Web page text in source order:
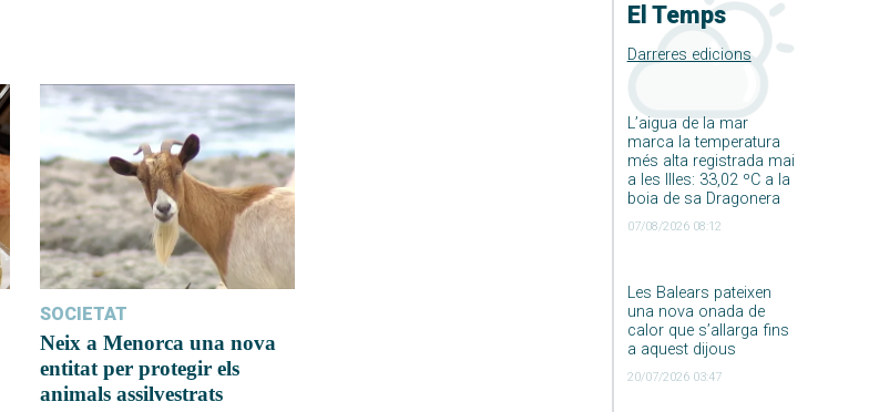
El Temps
Darreres edicions
L’aigua de la mar
marca la temperatura
més alta registrada mai
a les Illes: 33,02 ºC a la
boia de sa Dragonera
07/08/2026 08:12
Les Balears pateixen
una nova onada de
calor que s’allarga fins
a aquest dijous
20/07/2026 03:47
SOCIETAT
Neix a Menorca una nova
entitat per protegir els
animals assilvestrats